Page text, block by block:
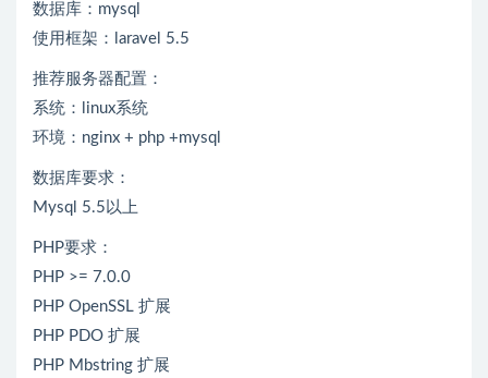
数据库：mysql
使用框架：laravel 5.5
推荐服务器配置：
系统：linux系统
环境：nginx + php +mysql
数据库要求：
Mysql 5.5以上
PHP要求：
PHP >= 7.0.0
PHP OpenSSL 扩展
PHP PDO 扩展
PHP Mbstring 扩展